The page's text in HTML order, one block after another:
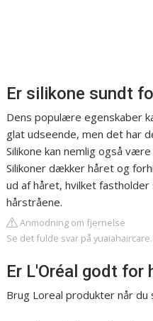
Er silikone sundt
Dens populære egenskaber
glat udseende, men det har
Silikone kan nemlig også
Silikoner dækker håret og
ud af håret, hvilket
hårstråene.
Anmodning om fjernelse
Se det fulde svar på
Er L'Oréal godt for
Brug Loreal produkter når